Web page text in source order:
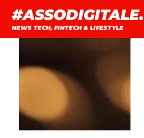
contenuto
#ASSODIGITALE.
NEWS TECH, FINTECH & LIFESTYLE